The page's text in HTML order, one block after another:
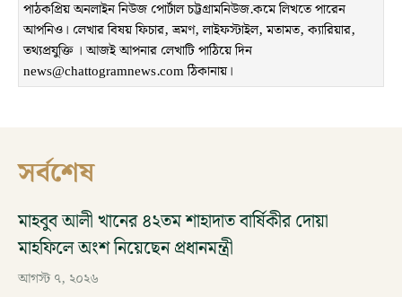
পাঠকপ্রিয় অনলাইন নিউজ পোর্টাল চট্টগ্রামনিউজ.কমে লিখতে পারেন
আপনিও। লেখার বিষয় ফিচার, ভ্রমণ, লাইফস্টাইল, মতামত, ক্যারিয়ার,
তথ্যপ্রযুক্তি । আজই আপনার লেখাটি পাঠিয়ে দিন
news@chattogramnews.com ঠিকানায়।
সর্বশেষ
মাহবুব আলী খানের ৪২তম শাহাদাত বার্ষিকীর দোয়া
মাহফিলে অংশ নিয়েছেন প্রধানমন্ত্রী
আগস্ট ৭, ২০২৬